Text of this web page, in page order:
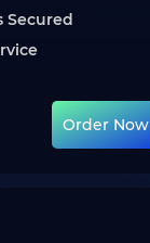
Secured
Order Now